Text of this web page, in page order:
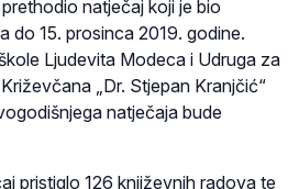
natječaj koji je bio
do 15. prosinca 2019. godine.
Ljudevita Modeca i Udruga za
„Dr. Stjepan Kranjčić“
natječaja bude
pristiglo 126 književnih radova te